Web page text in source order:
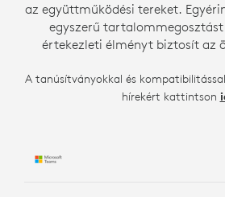
az együttműködési tereket.
egyszerű tartalommegosztást
értekezleti élményt biztosít az
A tanúsítványokkal és
hírekért kattintson